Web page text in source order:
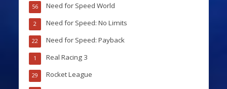
Need for Speed World
56
Need for Speed: No Limits
2
Need for Speed: Payback
22
Real Racing 3
1
Rocket League
29